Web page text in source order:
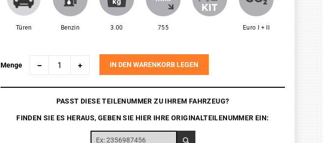
Türen Benzin 3.00 755 Euro I + II
Menge IN DEN WARENKORB LEGEN
PASST DIESE TEILENUMMER ZU IHREM FAHRZEUG?
FINDEN SIE ES HERAUS, GEBEN SIE HIER IHRE ORIGINALTEILENUMMER EIN: